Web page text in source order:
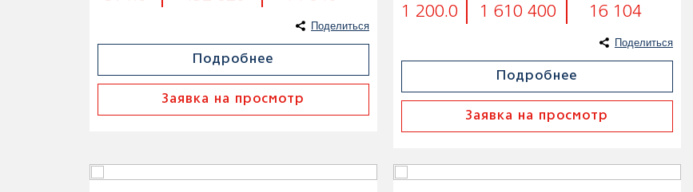
Поделиться
Подробнее
Заявка на просмотр
1 200.0 1 610 400 16 104
Поделиться
Подробнее
Заявка на просмотр